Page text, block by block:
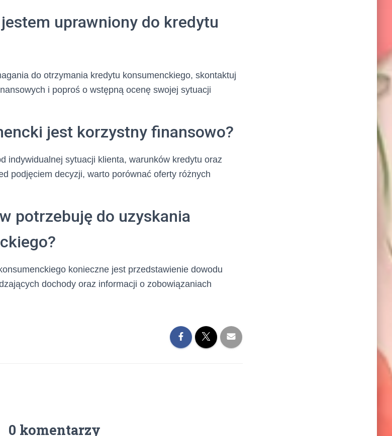
uprawniony do kredytu
do otrzymania kredytu konsumenckiego, skontaktuj
i poproś o wstępną ocenę swojej sytuacji
jest korzystny finansowo?
indywidualnej sytuacji klienta, warunków kredytu oraz
podjęciem decyzji, warto porównać oferty różnych
potrzebuję do uzyskania
konieczne jest przedstawienie dowodu
dochody oraz informacji o zobowiązaniach
0 komentarzy